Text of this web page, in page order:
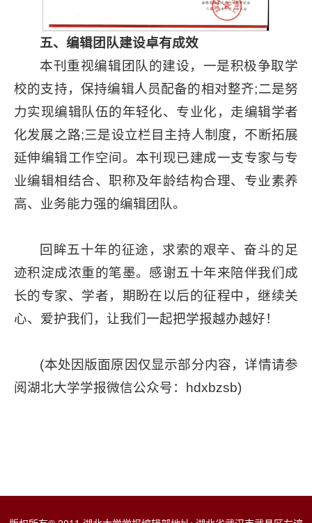
五、编辑团队建设卓有成效
本刊重视编辑团队的建设，一是积极争取学
校的支持，保持编辑人员配备的相对整齐;二是努
力实现编辑队伍的年轻化、专业化，走编辑学者
化发展之路;三是设立栏目主持人制度，不断拓展
延伸编辑工作空间。本刊现已建成一支专家与专
业编辑相结合、职称及年龄结构合理、专业素养
高、业务能力强的编辑团队。
回眸五十年的征途，求索的艰辛、奋斗的足
迹积淀成浓重的笔墨。感谢五十年来陪伴我们成
长的专家、学者，期盼在以后的征程中，继续关
心、爱护我们，让我们一起把学报越办越好！
(本处因版面原因仅显示部分内容，详情请参
阅湖北大学学报微信公众号：hdxbzsb)